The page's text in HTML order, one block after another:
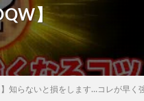
】
】知らないと損をします…コレが早